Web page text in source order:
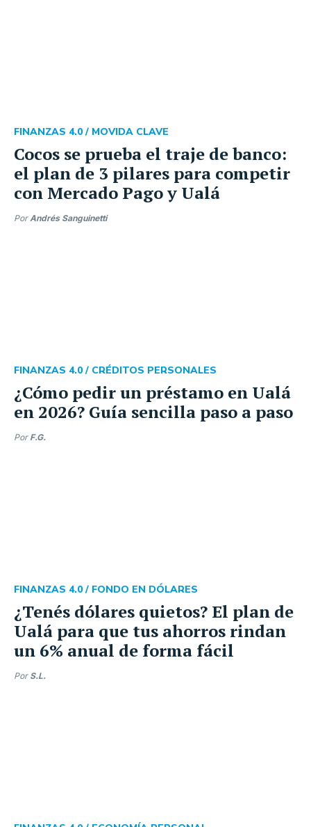
Cocos se prueba el traje de banco:
el plan de 3 pilares para competir
con Mercado Pago y Ualá
FINANZAS 4.0 / MOVIDA CLAVE
PorAndrés Sanguinetti
¿Cómo pedir un préstamo en Ualá
en 2026? Guía sencilla paso a paso
FINANZAS 4.0 / CRÉDITOS PERSONALES
Por F.G.
¿Tenés dólares quietos? El plan de
Ualá para que tus ahorros rindan
un 6% anual de forma fácil
FINANZAS 4.0 / FONDO EN DÓLARES
Por S.L.